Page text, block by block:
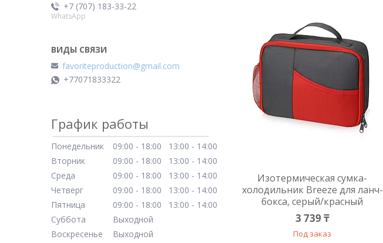
Изотермическая сумка-
холодильник Breeze для ланч-
бокса, серый/красный
3 739 ₸
Под заказ
+7 (707) 183-33-22
WhatsApp
favoriteproduction@gmail.com
+77071833322
График работы
Понедельник 09:00 18:00 13:00
14:00
Вторник
09:00 18:00 13:00
14:00
Среда
09:00 18:00 13:00
14:00
Четверг
09:00 18:00 13:00
14:00
Пятница
09:00 18:00 13:00
14:00
Суббота
Выходной
Воскресенье
Выходной